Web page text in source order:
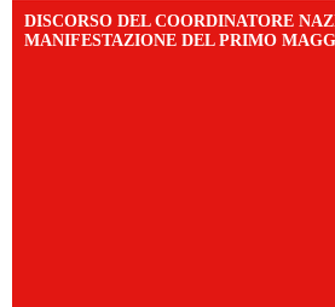
DISCORSO DEL COORDINATORE
MANIFESTAZIONE DEL PRIMO